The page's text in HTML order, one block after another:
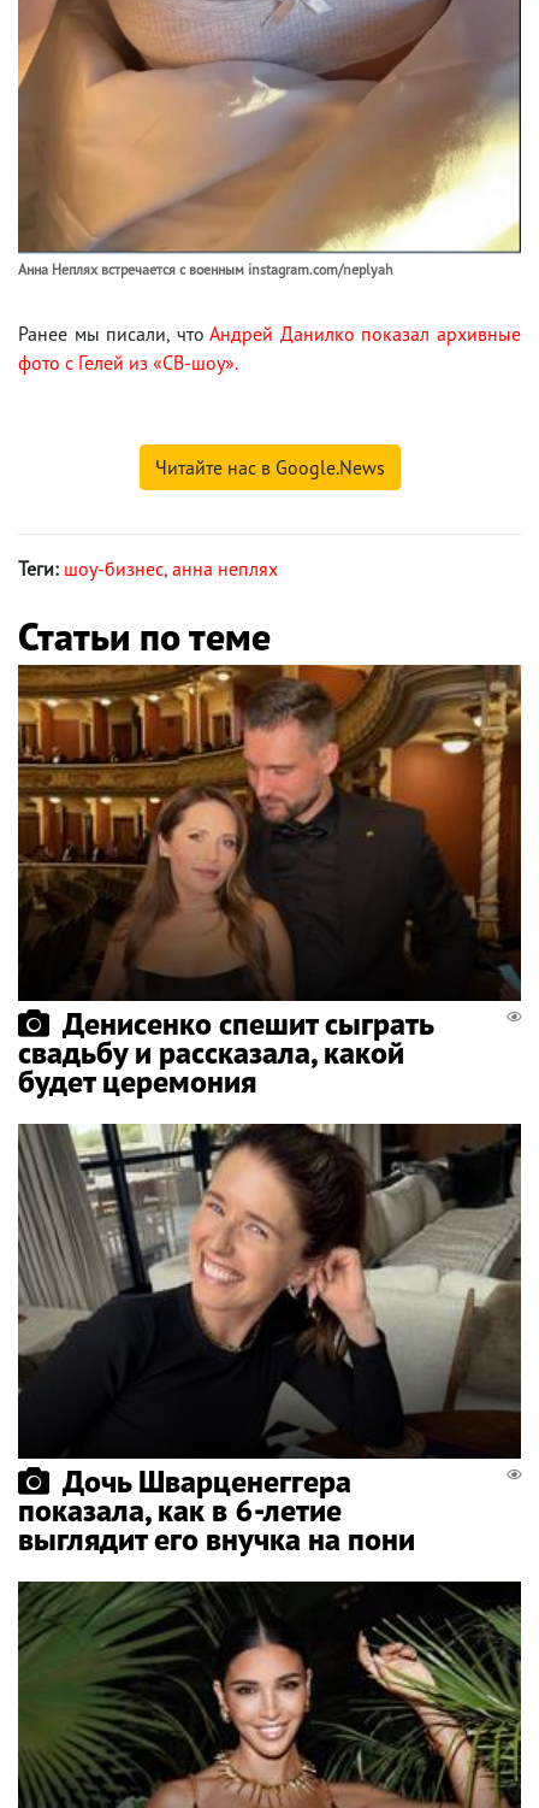
Анна Неплях встречается с военным instagram.com/neplyah
Ранее мы писали, чтоАндрей Данилко показал архивные
фото с Гелей из «СВ-шоу».
Читайте нас в Google.News
Теги: шоу-бизнес, анна неплях
Статьи по теме
Денисенко спешит сыграть
свадьбу и рассказала, какой
будет церемония
Дочь Шварценеггера
показала, как в 6-летие
выглядит его внучка на пони